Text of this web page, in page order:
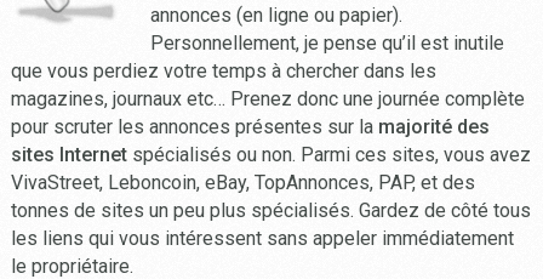
annonces (en ligne ou papier).
Personnellement, je pense qu’il est inutile
que vous perdiez votre temps à chercher dans les
magazines, journaux etc… Prenez donc une journée complète
pour scruter les annonces présentes sur la majorité des
sites Internetspécialisés ou non. Parmi ces sites, vous avez
VivaStreet, Leboncoin, eBay, TopAnnonces, PAP, et des
tonnes de sites un peu plus spécialisés. Gardez de côté tous
les liens qui vous intéressent sans appeler immédiatement
le propriétaire.